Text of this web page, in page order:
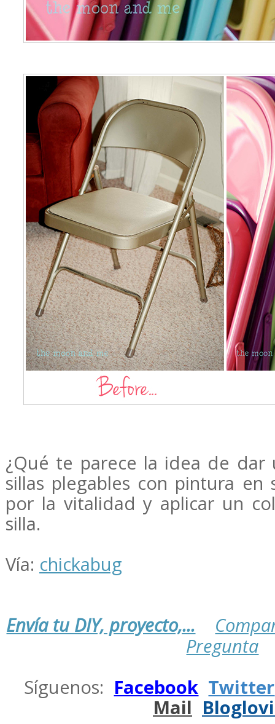
¿Qué te parece la idea de
sillas plegables con pintura en
por la vitalidad y aplicar un
silla.
Vía: chickabug
Envía tu DIY, proyecto,...
Pregunta
Síguenos: Facebook Twitter
Mail